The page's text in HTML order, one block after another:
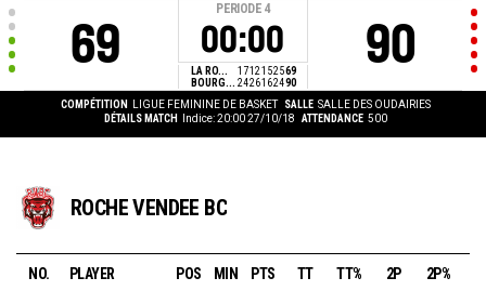
69
PERIODE 4
00:00
LA RO... 1712152569
BOURG... 2426162490
90
COMPÉTITION LIGUE FEMININE DE BASKET SALLE SALLE DES OUDAIRIES
DÉTAILS MATCH
Indice: 20:00 27/10/18 ATTENDANCE 500
ROCHE VENDEE BC
NO. PLAYER POS MIN PTS TT TT% 2P 2P%